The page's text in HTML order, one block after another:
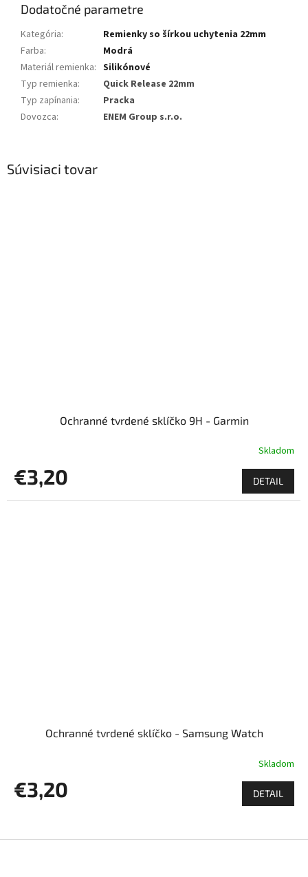
Súvisiaci tovar
Ochranné tvrdené sklíčko 9H - Garmin
Skladom
€3,20 DETAIL
Ochranné tvrdené sklíčko - Samsung Watch
Skladom
€3,20 DETAIL
Dodatočné parametre
Kategória:
Remienky so šírkou uchytenia 22mm
Farba:
Modrá
Materiál remienka: Silikónové
Typ remienka:
Quick Release 22mm
Typ zapínania:
Pracka
Dovozca: ENEM Group s.r.o.